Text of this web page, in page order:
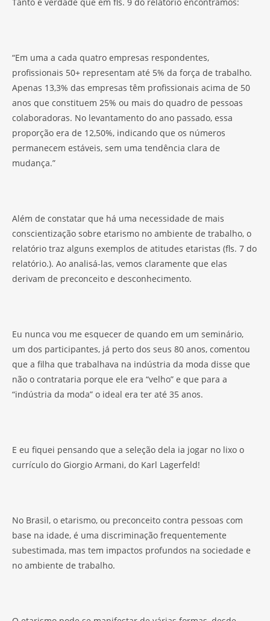
“Em uma a cada quatro empresas respondentes,
profissionais 50+ representam até 5% da força de trabalho.
Apenas 13,3% das empresas têm profissionais acima de 50
anos que constituem 25% ou mais do quadro de pessoas
colaboradoras. No levantamento do ano passado, essa
proporção era de 12,50%, indicando que os números
permanecem estáveis, sem uma tendência clara de
mudança.”
Além de constatar que há uma necessidade de mais
conscientização sobre etarismo no ambiente de trabalho, o
relatório traz alguns exemplos de atitudes etaristas (fls. 7 do
relatório.). Ao analisá-las, vemos claramente que elas
derivam de preconceito e desconhecimento.
Eu nunca vou me esquecer de quando em um seminário,
um dos participantes, já perto dos seus 80 anos, comentou
que a filha que trabalhava na indústria da moda disse que
não o contrataria porque ele era “velho” e que para a
“indústria da moda” o ideal era ter até 35 anos.
E eu fiquei pensando que a seleção dela ia jogar no lixo o
currículo do Giorgio Armani, do Karl Lagerfeld!
No Brasil, o etarismo, ou preconceito contra pessoas com
base na idade, é uma discriminação frequentemente
subestimada, mas tem impactos profundos na sociedade e
no ambiente de trabalho.